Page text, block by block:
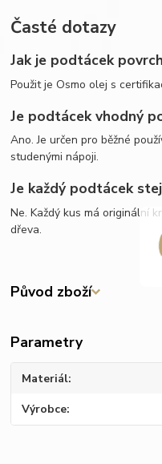
Časté dotazy
Jak je podtácek
Použit je Osmo olej s
Je podtácek vhodný
Ano. Je určen pro běžné
studenými nápoji.
Je každý podtácek
Ne. Každý kus má originální
dřeva.
Původ zboží
Parametry
Materiál
Výrobce